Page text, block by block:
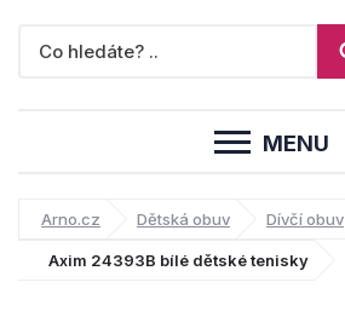
MENU
Arno.cz Dětská obuv Dívčí obuv
Axim 24393B bílé dětské tenisky